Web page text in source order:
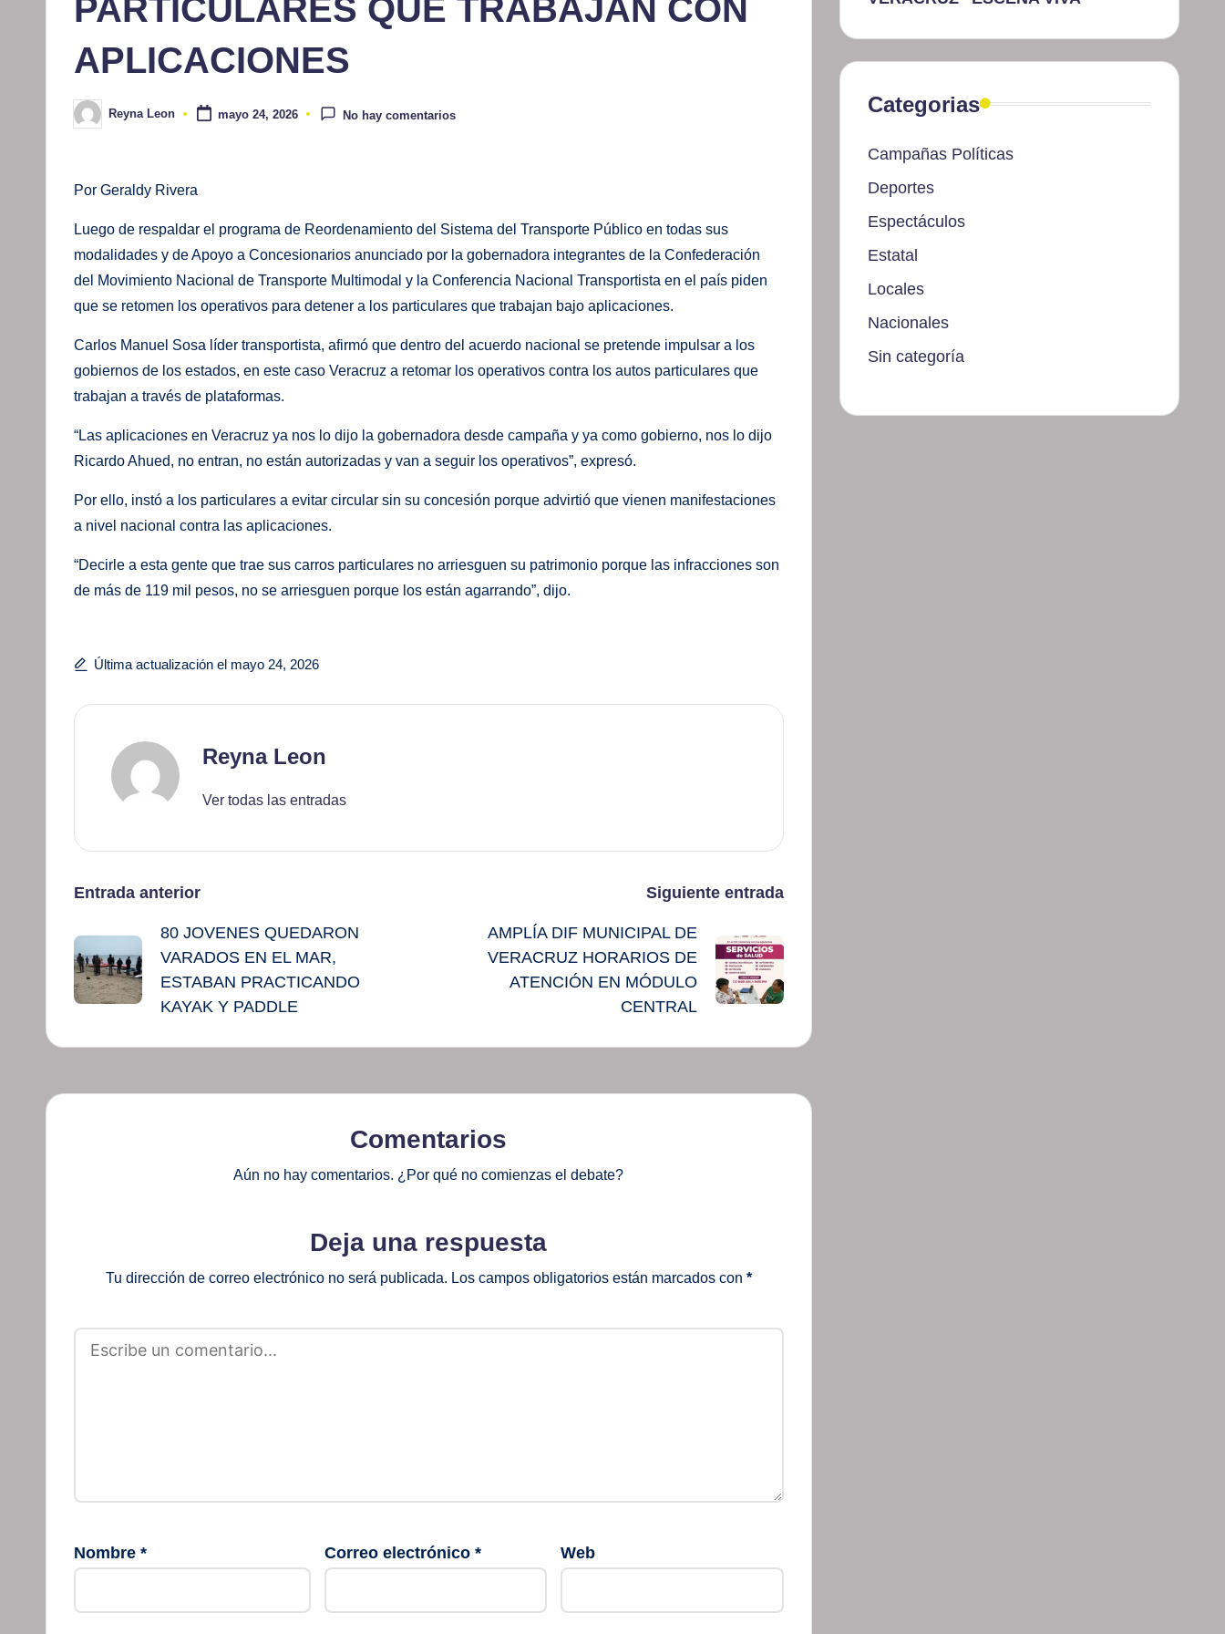
PARTICULARES QUE TRABAJAN CON
APLICACIONES
Publicado
por
Reyna Leon mayo 24, 2026 No hay comentarios
Por Geraldy Rivera
Luego de respaldar el programa de Reordenamiento del Sistema del Transporte Público en todas sus
modalidades y de Apoyo a Concesionarios anunciado por la gobernadora integrantes de la Confederación
del Movimiento Nacional de Transporte Multimodal y la Conferencia Nacional Transportista en el país piden
que se retomen los operativos para detener a los particulares que trabajan bajo aplicaciones.
Carlos Manuel Sosa líder transportista, afirmó que dentro del acuerdo nacional se pretende impulsar a los
gobiernos de los estados, en este caso Veracruz a retomar los operativos contra los autos particulares que
trabajan a través de plataformas.
“Las aplicaciones en Veracruz ya nos lo dijo la gobernadora desde campaña y ya como gobierno, nos lo dijo
Ricardo Ahued, no entran, no están autorizadas y van a seguir los operativos”, expresó.
Por ello, instó a los particulares a evitar circular sin su concesión porque advirtió que vienen manifestaciones
a nivel nacional contra las aplicaciones.
“Decirle a esta gente que trae sus carros particulares no arriesguen su patrimonio porque las infracciones son
de más de 119 mil pesos, no se arriesguen porque los están agarrando”, dijo.
Última actualización el mayo 24, 2026
Reyna Leon
Ver todas las entradas
Navegación
de
entradas
Entrada anterior
80 JOVENES QUEDARON
VARADOS EN EL MAR,
ESTABAN PRACTICANDO
KAYAK Y PADDLE
Siguiente entrada
AMPLÍA DIF MUNICIPAL DE
VERACRUZ HORARIOS DE
ATENCIÓN EN MÓDULO
CENTRAL
Comentarios
Aún no hay comentarios. ¿Por qué no comienzas el debate?
Deja una respuesta
Tu dirección de correo electrónico no será publicada. Los campos obligatorios están marcados con *
Nombre * Correo electrónico * Web
Categorias
Campañas Políticas
Deportes
Espectáculos
Estatal
Locales
Nacionales
Sin categoría